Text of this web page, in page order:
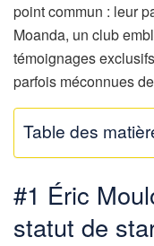
point commun : leur
Moanda, un club
témoignages
parfois méconnues
Table des
#1 Éric
statut de